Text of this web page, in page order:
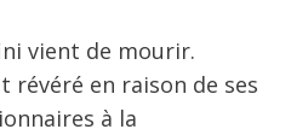
vient de mourir.
révéré en raison de ses
à la